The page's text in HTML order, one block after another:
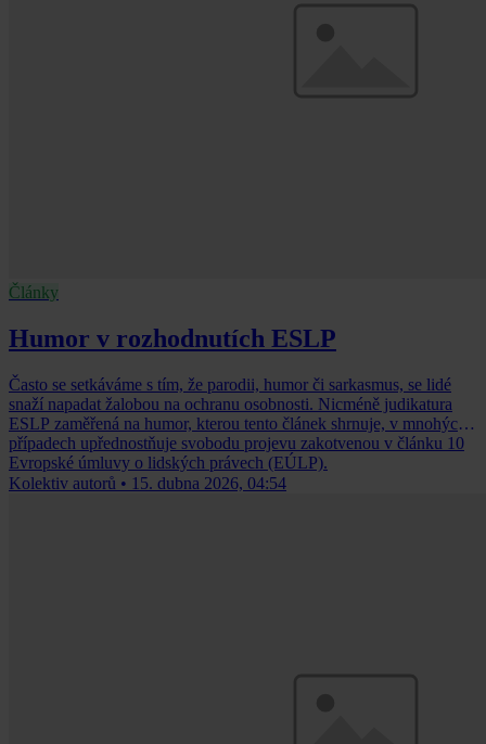
Články
Humor v rozhodnutích ESLP
Často se setkáváme s tím, že parodii, humor či sarkasmus, se lidé
snaží napadat žalobou na ochranu osobnosti. Nicméně judikatura
ESLP zaměřená na humor, kterou tento článek shrnuje, v mnohých
případech upřednostňuje svobodu projevu zakotvenou v článku 10
Evropské úmluvy o lidských právech (EÚLP).
Kolektiv autorů • 15. dubna 2026, 04:54